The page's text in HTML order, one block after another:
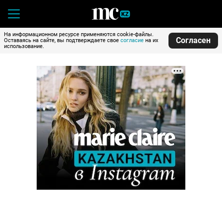
На информационном ресурсе применяются cookie-файлы.
Оставаясь на сайте, вы подтверждаете свое согласие на их
использование.
Согласен